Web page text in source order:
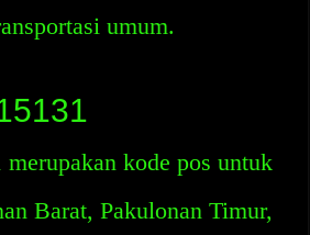
umum.
kode pos untuk
Barat, Pakulonan Timur,